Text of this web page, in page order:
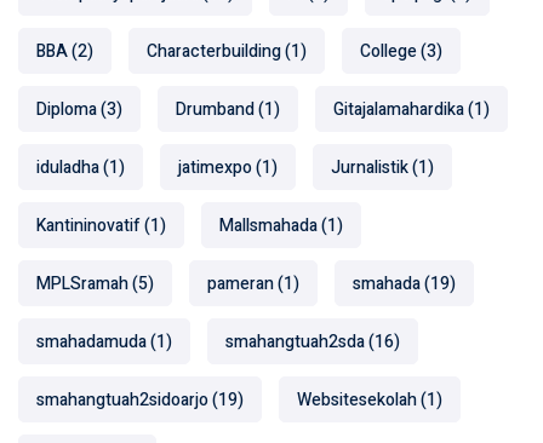
BBA(2) Characterbuilding(1) College(3)
Diploma(3) Drumband(1) Gitajalamahardika(1)
iduladha(1) jatimexpo(1) Jurnalistik(1)
Kantininovatif(1) Mallsmahada(1)
MPLSramah(5) pameran(1) smahada(19)
smahadamuda(1) smahangtuah2sda(16)
smahangtuah2sidoarjo(19) Websitesekolah(1)